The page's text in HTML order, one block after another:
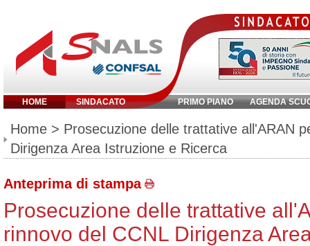
HOME SINDACATO PRIMO PIANO AGENDA
Inserisci parola chiave:
Home > Prosecuzione delle trattative all'ARAN
Dirigenza Area Istruzione e Ricerca
Anteprima di stampa
Prosecuzione delle trattative
rinnovo del CCNL Dirigenza